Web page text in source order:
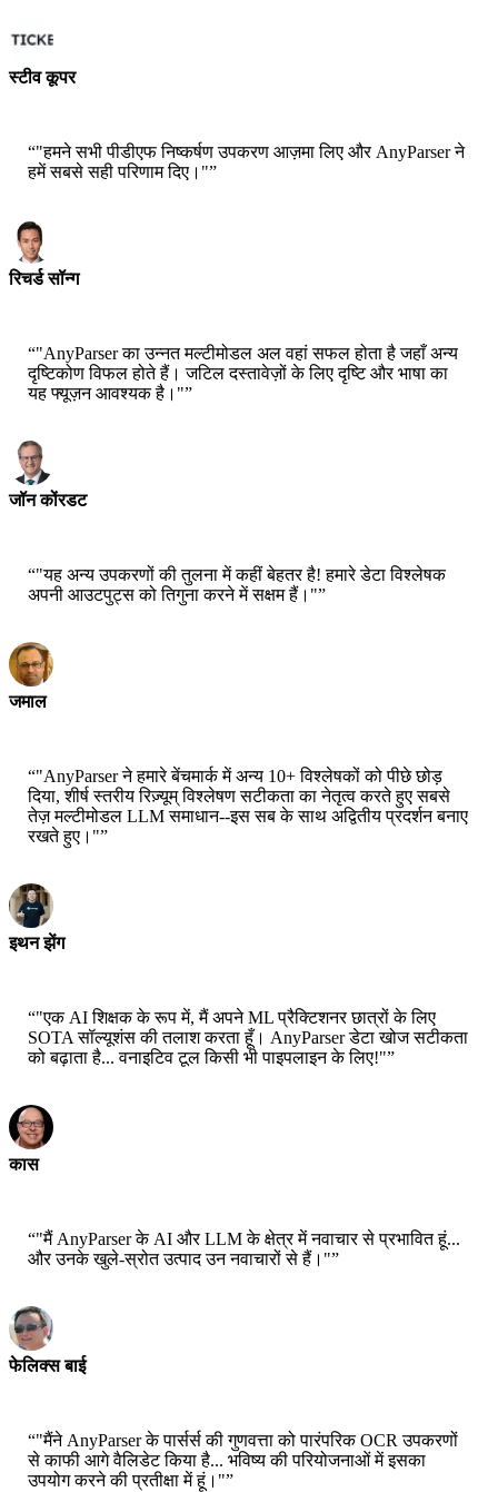
स्टीव कूपर
“"हमने सभी पीडीएफ निष्कर्षण उपकरण आज़मा लिए और AnyParser ने
हमें सबसे सही परिणाम दिए।"”
रिचर्ड सॉन्ग
“"AnyParser का उन्नत मल्टीमोडल अल वहां सफल होता है जहाँ अन्य
दृष्टिकोण विफल होते हैं। जटिल दस्तावेज़ों के लिए दृष्टि और भाषा का
यह फ्यूज़न आवश्यक है।"”
जॉन कोंरडट
“"यह अन्य उपकरणों की तुलना में कहीं बेहतर है! हमारे डेटा विश्लेषक
अपनी आउटपुट्स को तिगुना करने में सक्षम हैं।"”
जमाल
“"AnyParser ने हमारे बेंचमार्क में अन्य 10+ विश्लेषकों को पीछे छोड़
दिया, शीर्ष स्तरीय रिज़्यूम् विश्लेषण सटीकता का नेतृत्व करते हुए सबसे
तेज़ मल्टीमोडल LLM समाधान--इस सब के साथ अद्वितीय प्रदर्शन बनाए
रखते हुए।"”
इथन झेंग
“"एक AI शिक्षक के रूप में, मैं अपने ML प्रैक्टिशनर छात्रों के लिए
SOTA सॉल्यूशंस की तलाश करता हूँ। AnyParser डेटा खोज सटीकता
को बढ़ाता है... वनाइटिव टूल किसी भी पाइपलाइन के लिए!"”
कास
“"मैं AnyParser के AI और LLM के क्षेत्र में नवाचार से प्रभावित हूं...
और उनके खुले-स्रोत उत्पाद उन नवाचारों से हैं।"”
फेलिक्स बाई
“"मैंने AnyParser के पार्सर्स की गुणवत्ता को पारंपरिक OCR उपकरणों
से काफी आगे वैलिडेट किया है... भविष्य की परियोजनाओं में इसका
उपयोग करने की प्रतीक्षा में हूं।"”